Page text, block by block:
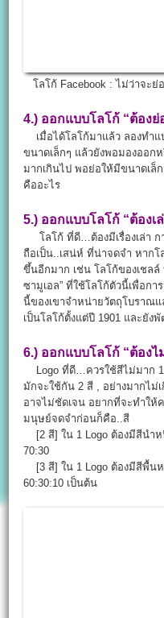
โลโก้ Facebook : ไม่ว่าจะย่
4.) ออกแบบโลโก้ “ต้อง
เมื่อได้โลโก้มาแล้ว ลองทำแ
ขนาดเล็กๆ แล้วยังพอมองออก
มากเกินไป พอย่อให้มีขนาดเล็
5.) ออกแบบโลโก้ “ต้องเ
โลโก้ ที่ดี…ต้องมีเรื่องเล่า ก
ถือเป็น..เสน่ห์ ที่น่าจดจำ หากโ
ขึ้นอีกมาก เช่น โลโก้ของเชล
ซามูเอล” ที่ใช้โลโก้ตัวนี้เพื่อก
นี้ของเขาจำหน่ายวัตถุโบราณแ
เป็นโลโก้ตั้งแต่ปี 1901 และยัง
6.) ออกแบบโลโก้ “ต้องไ
Logo ที่ดี…ควรใช้สีไม่มาก
มักจะใช้กัน 2 สี , อย่างมากไม่
อาจไม่ชัดเจน อยากที่จะทำให้
มนุษย์จดจำก่อนก็คือ..สี
[2 สี] ใน 1 Logo ต้องมีสีนำห
[3 สี] ใน 1 Logo ต้องมีสีพื้น